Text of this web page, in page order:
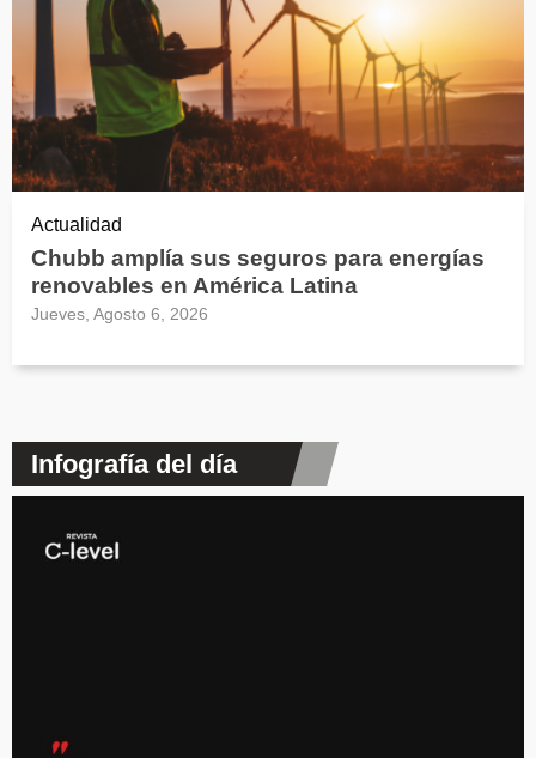
Actualidad
Chubb amplía sus seguros para energías
renovables en América Latina
Jueves, Agosto 6, 2026
Infografía del día